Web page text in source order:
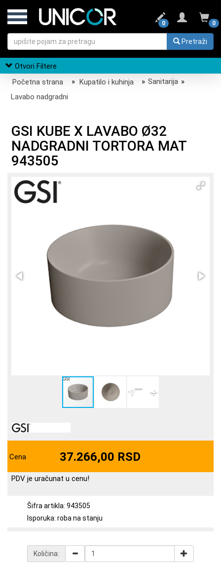
0
0
Pretraži
Otvori Filtere
Početna strana
» Kupatilo i kuhinja » Sanitarija »
Lavabo nadgradni
GSI KUBE X LAVABO Ø32
NADGRADNI TORTORA MAT
943505
Cena 37.266,00 RSD
PDV je uračunat u cenu!
Šifra artikla: 943505
Isporuka: roba na stanju
Količina: